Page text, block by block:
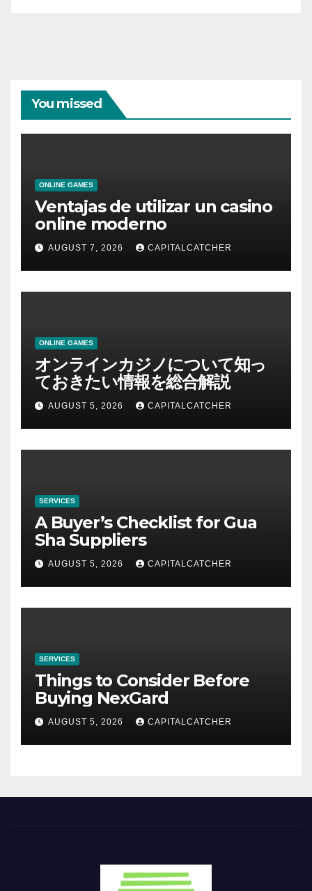
You missed
ONLINE GAMES
Ventajas de utilizar un casino
online moderno
AUGUST 7, 2026 CAPITALCATCHER
ONLINE GAMES
オンラインカジノについて知っ
ておきたい情報を総合解説
AUGUST 5, 2026 CAPITALCATCHER
SERVICES
A Buyer’s Checklist for Gua
Sha Suppliers
AUGUST 5, 2026 CAPITALCATCHER
SERVICES
Things to Consider Before
Buying NexGard
AUGUST 5, 2026 CAPITALCATCHER